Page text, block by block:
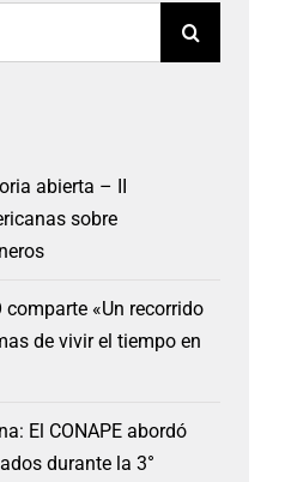
abierta – II
sobre
comparte «Un recorrido
de vivir el tiempo en
El CONAPE abordó
durante la 3°